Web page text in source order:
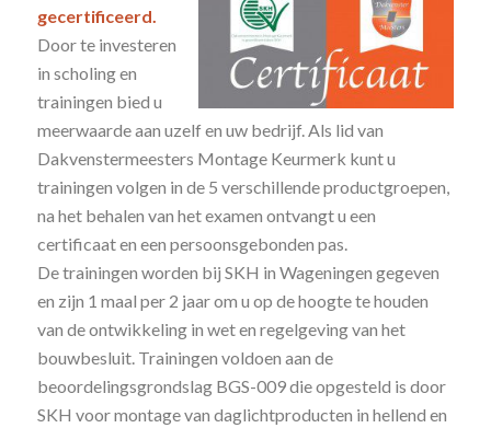
gecertificeerd.
Door te investeren
in scholing en
trainingen bied u
meerwaarde aan uzelf en uw bedrijf. Als lid van
Dakvenstermeesters Montage Keurmerk kunt u
trainingen volgen in de 5 verschillende productgroepen,
na het behalen van het examen ontvangt u een
certificaat en een persoonsgebonden pas.
De trainingen worden bij SKH in Wageningen gegeven
en zijn 1 maal per 2 jaar om u op de hoogte te houden
van de ontwikkeling in wet en regelgeving van het
bouwbesluit. Trainingen voldoen aan de
beoordelingsgrondslag BGS-009 die opgesteld is door
SKH voor montage van daglichtproducten in hellend en